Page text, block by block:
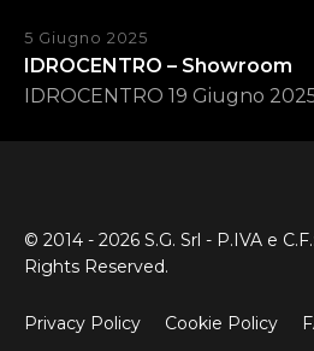
5 Giugno 2025
IDROCENTRO – Showroom
IDROCENTRO 19 Giugno
© 2014 - 2026 S.G. Srl - P.IVA e
Rights Reserved.
Privacy Policy Cookie Policy